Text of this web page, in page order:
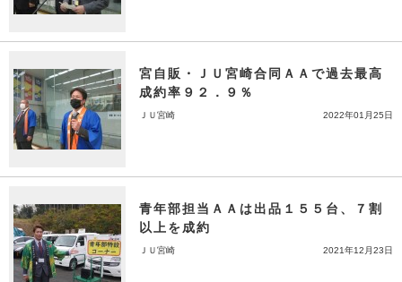
宮自販・ＪＵ宮崎合同ＡＡで過去最高
成約率９２．９％
ＪＵ宮崎 2022年01月25日
青年部担当ＡＡは出品１５５台、７割
以上を成約
ＪＵ宮崎 2021年12月23日